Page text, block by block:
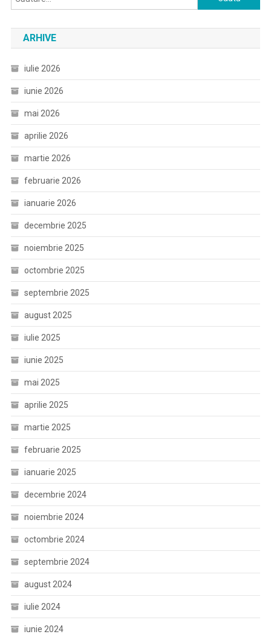
după:
ARHIVE
iulie 2026
iunie 2026
mai 2026
aprilie 2026
martie 2026
februarie 2026
ianuarie 2026
decembrie 2025
noiembrie 2025
octombrie 2025
septembrie 2025
august 2025
iulie 2025
iunie 2025
mai 2025
aprilie 2025
martie 2025
februarie 2025
ianuarie 2025
decembrie 2024
noiembrie 2024
octombrie 2024
septembrie 2024
august 2024
iulie 2024
iunie 2024